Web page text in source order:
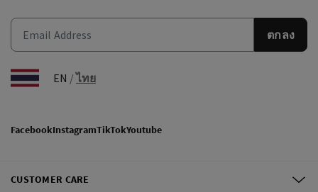
ตกลง
EN /ไทย
FacebookInstagramTikTokYoutube
CUSTOMER CARE